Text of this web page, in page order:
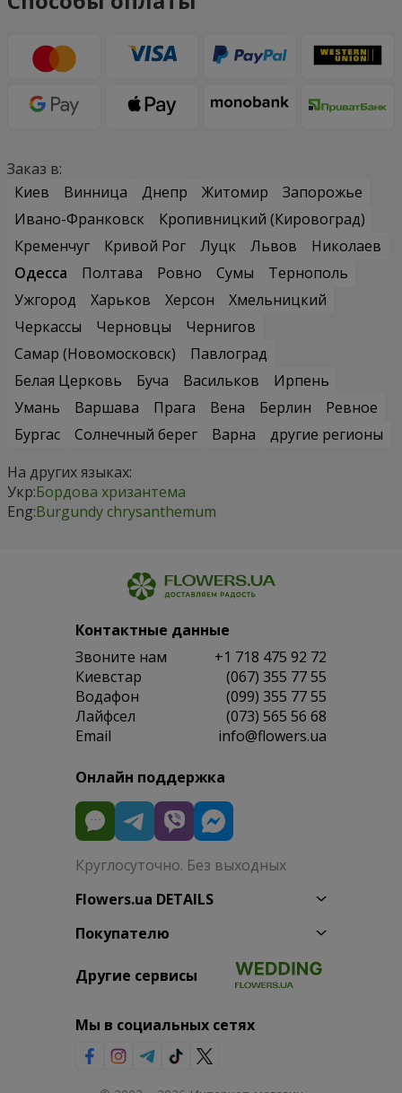
Заказ в:
Киев
Винница Днепр Житомир
Запорожье
Ивано-Франковск
Кропивницкий (Кировоград)
Кременчуг
Кривой Рог Луцк Львов
Николаев
Одесса
Полтава Ровно Сумы
Тернополь
Ужгород
Харьков Херсон
Хмельницкий
Черкассы
Черновцы
Чернигов
Самар (Новомосковск)
Павлоград
Белая Церковь
Буча Васильков
Ирпень
Умань
Варшава Прага Вена Берлин
Ревное
Бургас
Солнечный берег Варна
другие регионы
На других языках:
Укр:Бордова хризантема
Eng:Burgundy chrysanthemum
Контактные данные
Звоните нам
+1 718 475 92 72
Киевстар
(067) 355 77 55
Водафон
(099) 355 77 55
Лайфсел
(073) 565 56 68
Email
info@flowers.ua
Онлайн поддержка
Круглосуточно. Без выходных
Flowers.ua DETAILS
Покупателю
Другие сервисы
Мы в социальных сетях